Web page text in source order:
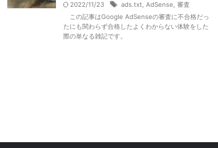
2022/11/23 ads.txt AdSense 審査
この記事はGoogle AdSenseの審査に不合格だっ
たにも関わらず合格したよくわからない体験をした
際の単なる雑記です。